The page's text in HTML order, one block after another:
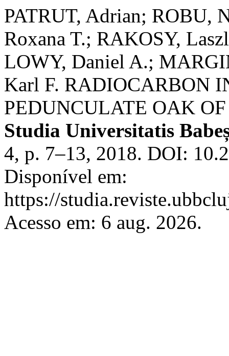
PATRUT, Adrian; ROBU,
Roxana T.; RAKOSY,
LOWY, Daniel A.;
Karl F. RADIOCARBON
PEDUNCULATE OAK
Studia Universitatis
4, p. 7–13, 2018. DOI:
Disponível em:
https://
Acesso em: 6 aug. 2026.